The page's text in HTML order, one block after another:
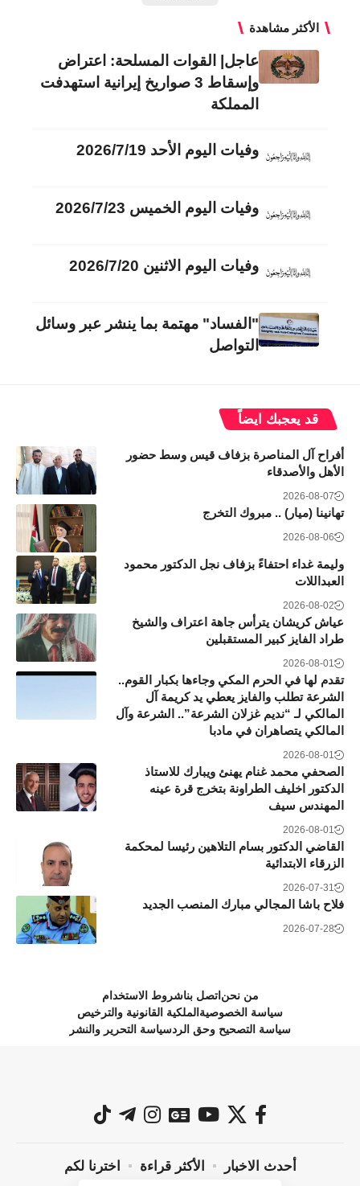
الأكثر مشاهدة
عاجل| القوات المسلحة: اعتراض
وإسقاط 3 صواريخ إيرانية استهدفت
المملكة
وفيات اليوم الأحد 2026/7/19
وفيات اليوم الخميس 2026/7/23
وفيات اليوم الاثنين 2026/7/20
"الفساد" مهتمة بما ينشر عبر وسائل
التواصل
قد يعجبك ايضاً
أفراح آل المناصرة بزفاف قيس وسط حضور
الأهل والأصدقاء
2026-08-07
تهانينا (ميار) .. مبروك التخرج
2026-08-06
وليمة غداء احتفاءً بزفاف نجل الدكتور محمود
العبداللات
2026-08-02
عياش كريشان يترأس جاهة اعتراف والشيخ
طراد الفايز كبير المستقبلين
2026-08-01
تقدم لها في الحرم المكي وجاءها بكبار القوم..
الشرعة تطلب والفايز يعطي يد كريمة آل
المالكي لـ “نديم غزلان الشرعة”.. الشرعة وآل
المالكي يتصاهران في مادبا
2026-08-01
الصحفي محمد غنام يهنئ ويبارك للاستاذ
الدكتور اخليف الطراونة بتخرج قرة عينه
المهندس سيف
2026-08-01
القاضي الدكتور بسام التلاهين رئيسا لمحكمة
الزرقاء الابتدائية
2026-07-31
فلاح باشا المجالي مبارك المنصب الجديد
2026-07-28
من نحناتصل بناشروط الاستخدام
سياسة الخصوصيةالملكية القانونية والترخيص
سياسة التصحيح وحق الردسياسة التحرير والنشر
أحدث الاخبار الأكثر قراءة اخترنا لكم